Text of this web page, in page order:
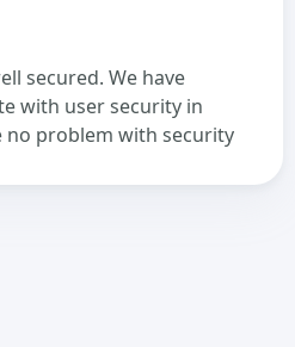
secured. We have
with user security in
no problem with security